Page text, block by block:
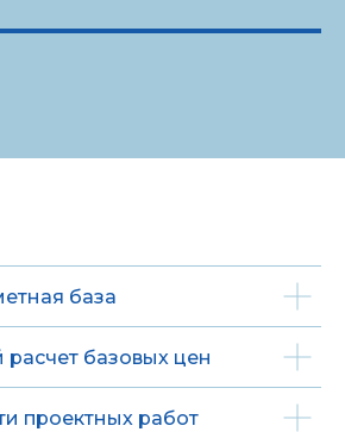
база
расчет базовых цен
проектных работ